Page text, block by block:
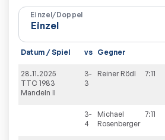
Einzel/Doppel
Datum / Spiel vs Gegner
28.11.2025
TTC 1983
Mandeln II
3-
3
Reiner Rödl 7:11
3-
4
Michael
Rosenberger
7:11